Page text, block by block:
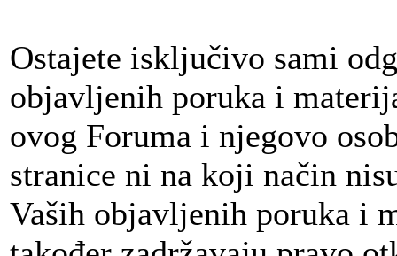
Ostajete isključivo sami
objavljenih poruka i
ovog Foruma i njegovo
stranice ni na koji način
Vaših objavljenih poruka i